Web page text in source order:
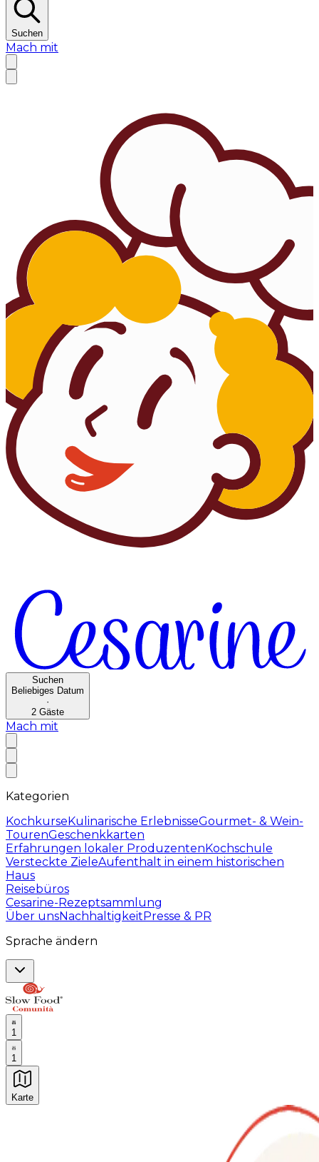
Suchen
Mach mit
Suchen
Beliebiges Datum
·
2 Gäste
Mach mit
Kategorien
KochkurseKulinarische ErlebnisseGourmet- & Wein-
TourenGeschenkkarten
Erfahrungen lokaler ProduzentenKochschule
Versteckte ZieleAufenthalt in einem historischen
Haus
Reisebüros
Cesarine-Rezeptsammlung
Über unsNachhaltigkeitPresse & PR
Sprache ändern
1
1
Karte
Unvergessliche kulinarische Erlebnisse: